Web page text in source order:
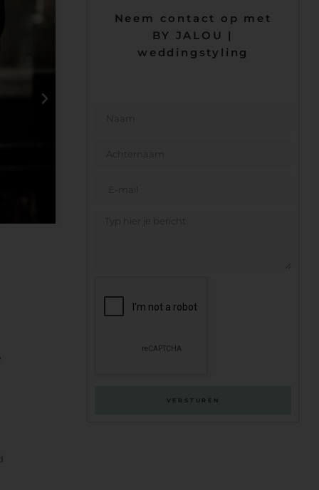
Neem contact op met
BY JALOU |
weddingstyling
VERSTUREN